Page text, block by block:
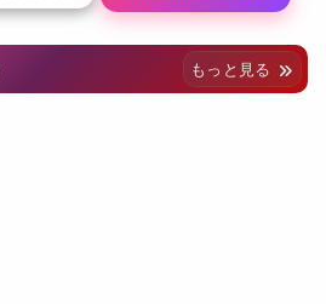
もっと見る